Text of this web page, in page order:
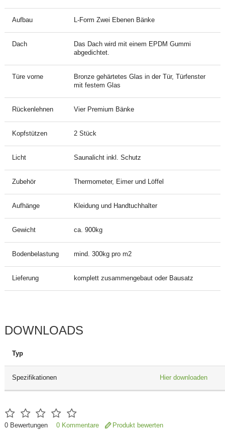
Aufbau L-Form Zwei Ebenen Bänke
Dach
Das Dach wird mit einem EPDM Gummi
abgedichtet.
Türe vorne
Bronze gehärtetes Glas in der Tür, Türfenster
mit festem Glas
Rückenlehnen Vier Premium Bänke
Kopfstützen 2 Stück
Licht Saunalicht inkl. Schutz
Zubehör Thermometer, Eimer und Löffel
Aufhänge Kleidung und Handtuchhalter
Gewicht ca. 900kg
Bodenbelastung mind. 300kg pro m2
Lieferung komplett zusammengebaut oder Bausatz
DOWNLOADS
Typ
Spezifikationen Hier downloaden
0Bewertungen 0 Kommentare Produkt bewerten